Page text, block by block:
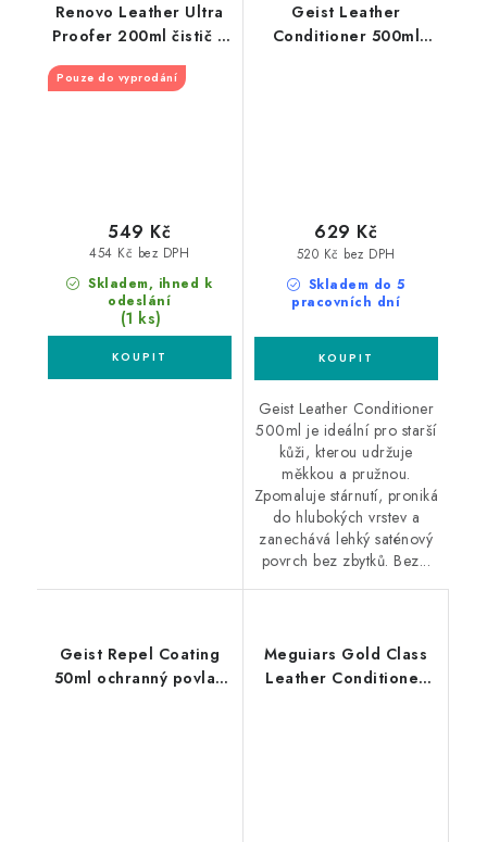
Renovo Leather Ultra
Proofer 200ml čistič a
ošetření kůže
Pouze do vyprodání
Skladem, ihned k
odeslání
(1 ks)
454 Kč bez DPH
549 Kč
Geist Leather
Conditioner 500ml
Skladem do 5
pracovních dní
520 Kč bez DPH
629 Kč
Geist Leather Conditioner
500ml je ideální pro starší
kůži, kterou udržuje
měkkou a pružnou.
Zpomaluje stárnutí, proniká
do hlubokých vrstev a
zanechává lehký saténový
povrch bez zbytků. Bez...
Geist Repel Coating
50ml ochranný povlak
Meguiars Gold Class
Leather Conditioner